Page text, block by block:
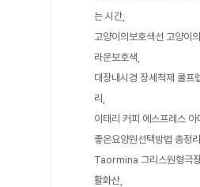
는 시간
고양이의보호색선 고양이
라운보호색
대장내시경 장세척제 쿨프
리
이태리 커피 에스프레스 아
좋은요양원선택방법 총정리
Taormina 그리스원형극
활화산